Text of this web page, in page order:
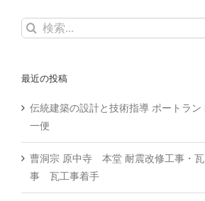
検
最近の投稿
伝統建築の設計と技術指導 ポートラ
一便
曹洞宗 原中寺 本堂 耐震改修工事・瓦
事 瓦工事着手